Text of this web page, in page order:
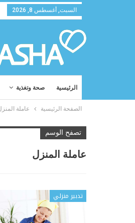
السبت, أغسطس 8, 2026
الرئيسية صحة وتغذية
الصفحة الرئيسية عاملة
تصفح الوسم
عاملة المنزل
تدبير منزلي